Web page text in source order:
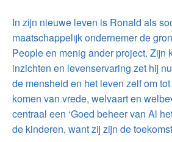
In zijn nieuwe leven is Ronald als
maatschappelijk ondernemer de
People en menig ander project. Zijn
inzichten en levenservaring zet hij
de mensheid en het leven zelf om
komen van vrede, welvaart en
centraal een ‘Goed beheer van Al
de kinderen, want zij zijn de